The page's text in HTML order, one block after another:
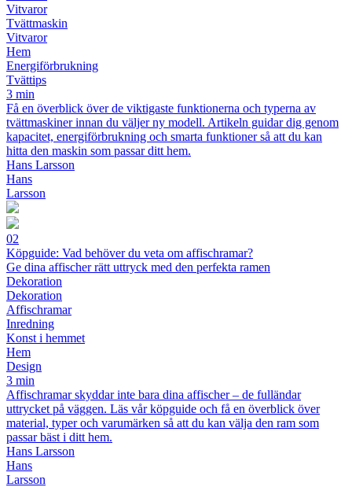
Vitvaror
Tvättmaskin
Vitvaror
Hem
Energiförbrukning
Tvättips
3 min
Få en överblick över de viktigaste funktionerna och typerna av
tvättmaskiner innan du väljer ny modell. Artikeln guidar dig genom
kapacitet, energiförbrukning och smarta funktioner så att du kan
hitta den maskin som passar ditt hem.
Hans Larsson
Hans
Larsson
02
Köpguide: Vad behöver du veta om affischramar?
Ge dina affischer rätt uttryck med den perfekta ramen
Dekoration
Dekoration
Affischramar
Inredning
Konst i hemmet
Hem
Design
3 min
Affischramar skyddar inte bara dina affischer – de fulländar
uttrycket på väggen. Läs vår köpguide och få en överblick över
material, typer och varumärken så att du kan välja den ram som
passar bäst i ditt hem.
Hans Larsson
Hans
Larsson